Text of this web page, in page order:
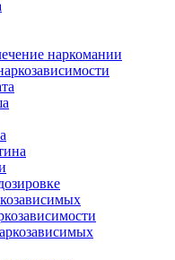
наркомании